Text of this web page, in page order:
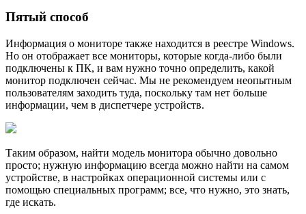
Пятый способ
Информация о мониторе также находится в реестре Windows.
Но он отображает все мониторы, которые когда-либо были
подключены к ПК, и вам нужно точно определить, какой
монитор подключен сейчас. Мы не рекомендуем неопытным
пользователям заходить туда, поскольку там нет больше
информации, чем в диспетчере устройств.
Таким образом, найти модель монитора обычно довольно
просто; нужную информацию всегда можно найти на самом
устройстве, в настройках операционной системы или с
помощью специальных программ; все, что нужно, это знать,
где искать.